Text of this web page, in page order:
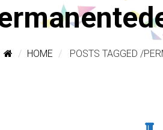
HOME POSTS TAGGED /